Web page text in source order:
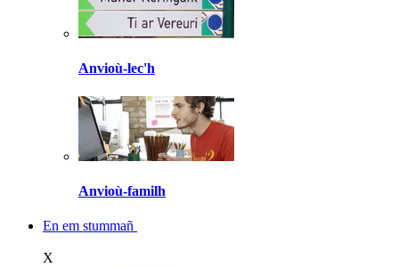
Anvioù-lec'h
Anvioù-familh
En em stummañ
X